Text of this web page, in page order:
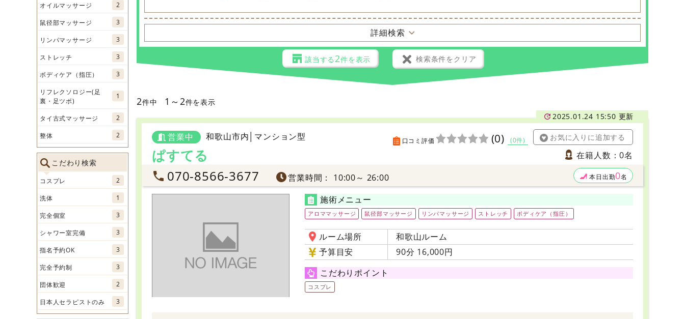
オイルマッサージ 2
鼠径部マッサージ 3
リンパマッサージ 3
ストレッチ 3
ボディケア（指圧） 3
リフレクソロジー(足
裏・足ツボ)
1
タイ古式マッサージ 2
整体 2
こだわり検索
コスプレ 2
洗体 1
完全個室 3
シャワー室完備 3
指名予約OK 3
完全予約制 3
団体歓迎 2
日本人セラピストのみ 3
詳細検索
該当する 2件を表示 検索条件をクリア
2件中 1～2件を表示
2025.01.24 15:50 更新
営業中 和歌山市内│マンション型 口コミ評価 (0) (0件) お気に入りに追加する
ぱすてる 在籍人数：0名
070-8566-3677 営業時間： 10:00～ 26:00 本日出勤0名
施術メニュー
アロママッサージ 鼠径部マッサージ リンパマッサージ ストレッチ ボディケア（指圧）
ルーム場所
和歌山ルーム
予算目安
90分 16,000円
こだわりポイント
コスプレ